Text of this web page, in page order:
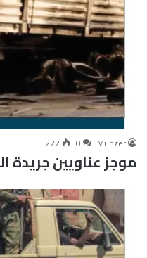
Munzer
0
222
موجز عناويين جريدة الاحداث 6